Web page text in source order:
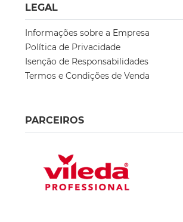
LEGAL
Informações sobre a Empresa
Política de Privacidade
Isenção de Responsabilidades
Termos e Condições de Venda
PARCEIROS